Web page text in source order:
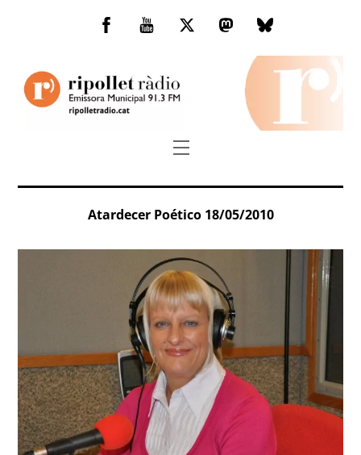
Facebook
You
TwitterMastodonBluesky
Menu
Atardecer Poético 18/05/2010